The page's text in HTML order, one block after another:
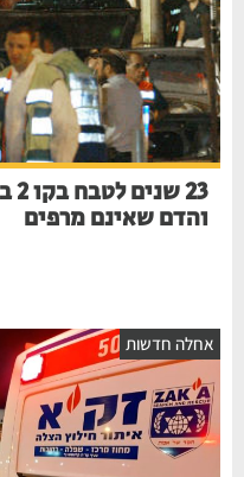
23 שנים
והדם שאינם מרפים
חדשות